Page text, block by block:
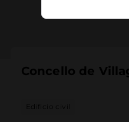
Concello de
Edificio civil